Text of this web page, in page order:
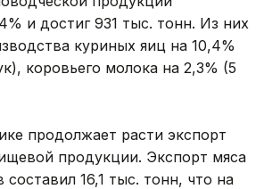
и достиг 931 тыс. тонн. Из них
куриных яиц на 10,4%
коровьего молока на 2,3% (5
продолжает расти экспорт
продукции. Экспорт мяса
16,1 тыс. тонн, что на